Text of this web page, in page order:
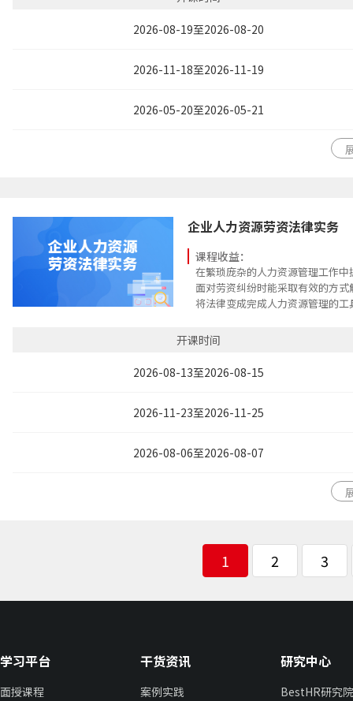
掌握绩效过程跟踪方法
掌握人性化绩效面谈，帮助员工
果
2026-08-19至2026-08-20
2026-11-18至2026-11-19
2026-05-20至2026-05-21
企业人力资源劳资法律实务
课程收益：
在繁琐庞杂的人力资源管理工作
面对劳资纠纷时能采取有效的方式
将法律变成完成人力资源管理的工
开课时间
2026-08-13至2026-08-15
2026-11-23至2026-11-25
2026-08-06至2026-08-07
1 2 3
学习平台
面授课程
干货资讯
案例实践
研究中心
BestHR研究院